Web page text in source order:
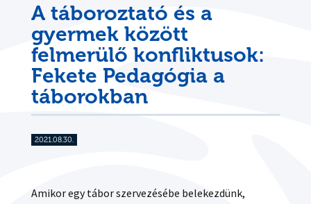
A táboroztató és a
gyermek között
felmerülő konfliktusok:
Fekete Pedagógia a
táborokban
2021.08.30.
Amikor egy tábor szervezésébe belekezdünk,